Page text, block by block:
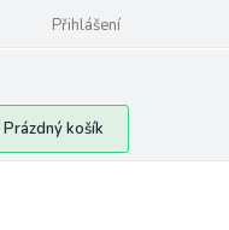
Moje objednávka
Přihlášení
Nákupní
košík
Prázdný košík